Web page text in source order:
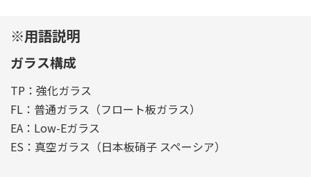
※用語説明
ガラス構成
TP：強化ガラス
FL：普通ガラス（フロート板ガラス）
EA：Low-Eガラス
ES：真空ガラス（日本板硝子 スペーシア）